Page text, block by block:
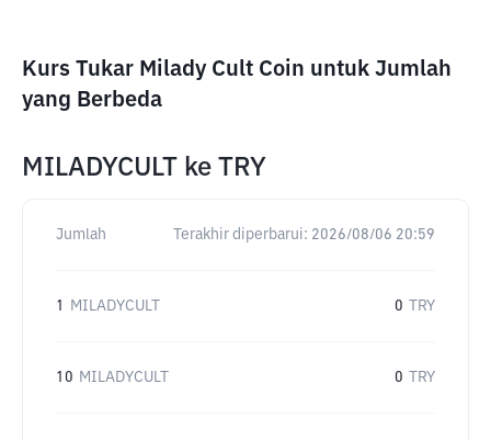
Kurs Tukar Milady Cult Coin untuk Jumlah
yang Berbeda
MILADYCULT ke TRY
Jumlah Terakhir diperbarui: 2026/08/06 20:59
1 MILADYCULT 0 TRY
10 MILADYCULT 0 TRY